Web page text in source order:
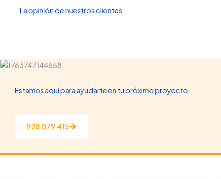
La opinión de nuestros clientes
Estamos aquí para ayudarte en tu próximo proyecto
928 079 415